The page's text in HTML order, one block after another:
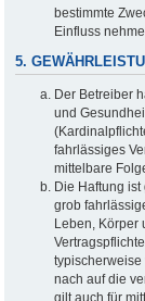
bestimmte
Einfluss
5.
Der Betreiber
und
fahrlässiges
mittelbare
Die Haftung
grob
Leben, Körper
nach auf die
gilt auch für